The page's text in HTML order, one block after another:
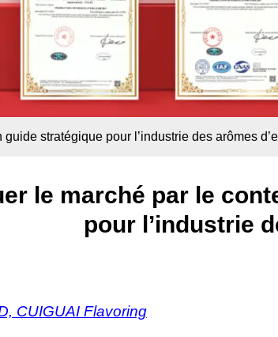
stratégique pour l’industrie des arômes
le marché par le
pour l’industrie
CUIGUAI Flavoring